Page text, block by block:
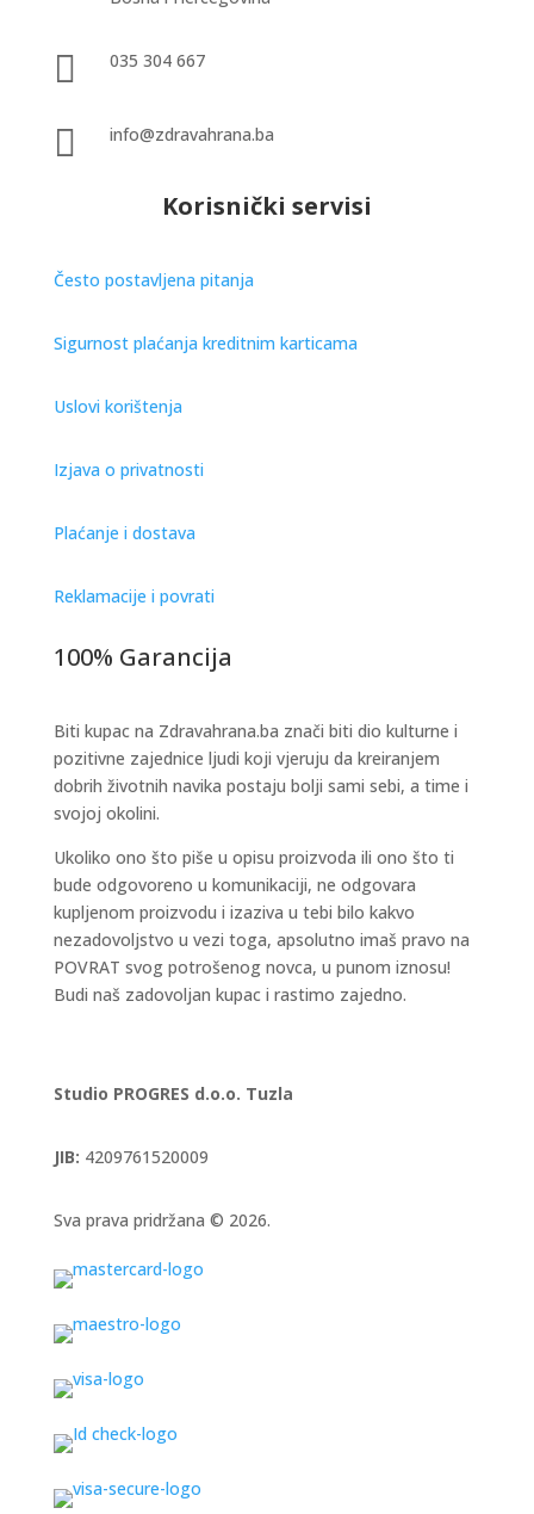
 035 304 667
 info@zdravahrana.ba
Korisnički servisi
Često postavljena pitanja
Sigurnost plaćanja kreditnim karticama
Uslovi korištenja
Izjava o privatnosti
Plaćanje i dostava
Reklamacije i povrati
100% Garancija
Biti kupac na Zdravahrana.ba znači biti dio kulturne i
pozitivne zajednice ljudi koji vjeruju da kreiranjem
dobrih životnih navika postaju bolji sami sebi, a time i
svojoj okolini.
Ukoliko ono što piše u opisu proizvoda ili ono što ti
bude odgovoreno u komunikaciji, ne odgovara
kupljenom proizvodu i izaziva u tebi bilo kakvo
nezadovoljstvo u vezi toga, apsolutno imaš pravo na
POVRAT svog potrošenog novca, u punom iznosu!
Budi naš zadovoljan kupac i rastimo zajedno.
Studio PROGRES d.o.o. Tuzla
JIB: 4209761520009
Sva prava pridržana © 2026.